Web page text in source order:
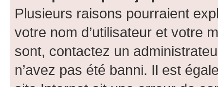
Plusieurs raisons pourraient
votre nom d’utilisateur et votre
sont, contactez un
n’avez pas été banni. Il est